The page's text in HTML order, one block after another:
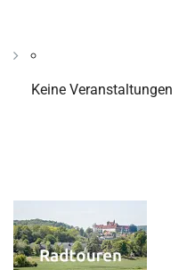
Keine Veranstaltungen